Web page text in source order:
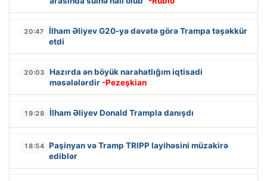
20:47
İlham Əliyev G20-yə dəvətə görə Trampa təşəkkür
etdi
20:03
Hazırda ən böyük narahatlığım iqtisadi
məsələlərdir -Pezeşkian
19:28 İlham Əliyev Donald Trampla danışdı
18:54 Paşinyan və Tramp TRIPP layihəsini müzakirə
ediblər